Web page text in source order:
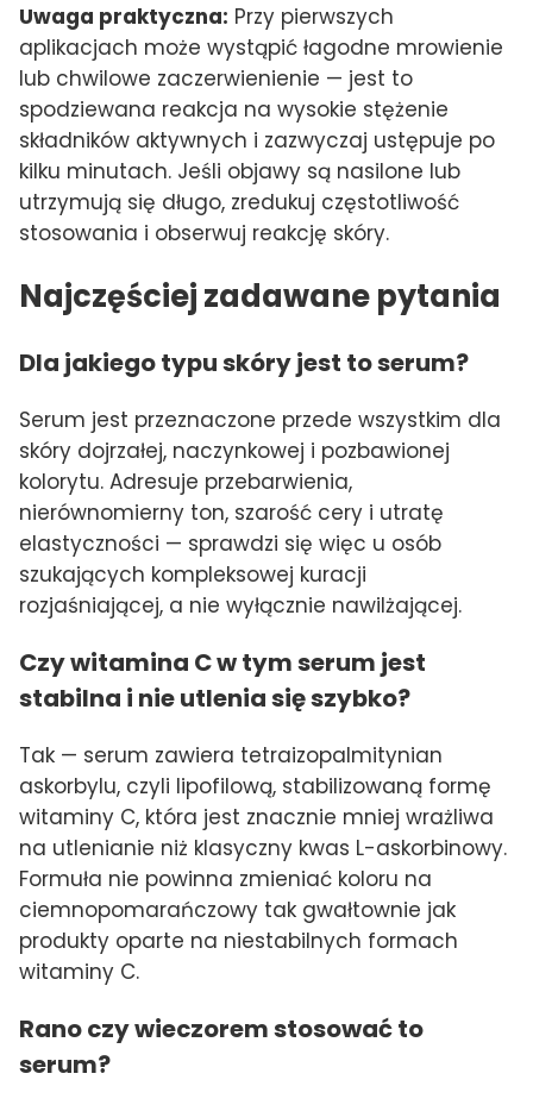
Uwaga praktyczna: Przy pierwszych
aplikacjach może wystąpić łagodne mrowienie
lub chwilowe zaczerwienienie — jest to
spodziewana reakcja na wysokie stężenie
składników aktywnych i zazwyczaj ustępuje po
kilku minutach. Jeśli objawy są nasilone lub
utrzymują się długo, zredukuj częstotliwość
stosowania i obserwuj reakcję skóry.
Najczęściej zadawane pytania
Dla jakiego typu skóry jest to serum?
Serum jest przeznaczone przede wszystkim dla
skóry dojrzałej, naczynkowej i pozbawionej
kolorytu. Adresuje przebarwienia,
nierównomierny ton, szarość cery i utratę
elastyczności — sprawdzi się więc u osób
szukających kompleksowej kuracji
rozjaśniającej, a nie wyłącznie nawilżającej.
Czy witamina C w tym serum jest
stabilna i nie utlenia się szybko?
Tak — serum zawiera tetraizopalmitynian
askorbylu, czyli lipofilową, stabilizowaną formę
witaminy C, która jest znacznie mniej wrażliwa
na utlenianie niż klasyczny kwas L-askorbinowy.
Formuła nie powinna zmieniać koloru na
ciemnopomarańczowy tak gwałtownie jak
produkty oparte na niestabilnych formach
witaminy C.
Rano czy wieczorem stosować to
serum?